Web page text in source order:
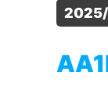
2025/